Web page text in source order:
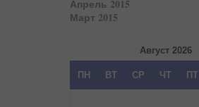
Апрель 2015
Март 2015
Август 2026
ПН ВТ СР ЧТ ПТ